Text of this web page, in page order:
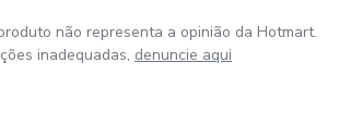
com mais clareza;
não representa a opinião da Hotmart.
inadequadas, denuncie aqui